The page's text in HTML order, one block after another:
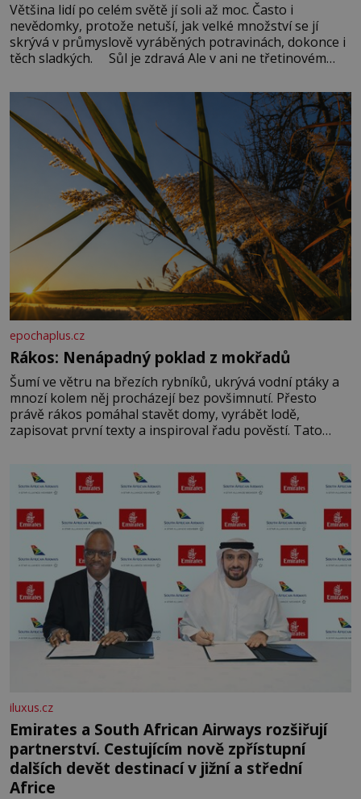
Většina lidí po celém světě jí soli až moc. Často i
nevědomky, protože netuší, jak velké množství se jí
skrývá v průmyslově vyráběných potravinách, dokonce i
těch sladkých. Sůl je zdravá Ale v ani ne třetinovém
základní složky– sodík a chlór – jsou zásadní pro
správné hospodaření
epochaplus.cz
Rákos: Nenápadný poklad z mokřadů
Šumí ve větru na březích rybníků, ukrývá vodní ptáky a
mnozí kolem něj procházejí bez povšimnutí. Přesto
právě rákos pomáhal stavět domy, vyrábět lodě,
zapisovat první texty a inspiroval řadu pověstí. Tato
letního koupání. Stačí se však podívat
iluxus.cz
Emirates a South African Airways rozšiřují
partnerství. Cestujícím nově zpřístupní
dalších devět destinací v jižní a střední
Africe